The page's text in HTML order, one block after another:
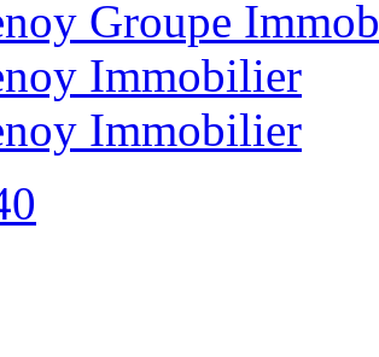
Groupe
Immobilier
Immobilier